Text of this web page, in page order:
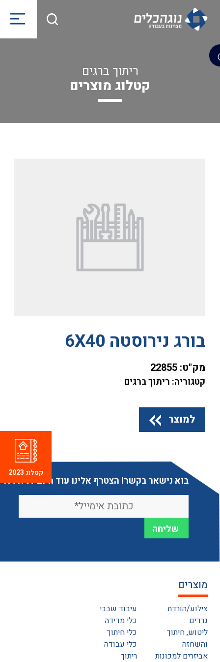
ריתוך ברגים
קטלוג מוצרים
בורג נירוסטה 6X40
מק"ט: 22855
קטגוריה: ריתוך ברגים
למוצר
בוא נישאר בקשר! הצטרף אלינו עוד היום לניוזלטר
מוצרים
צילוע/הורדת
גרדים
ליטוש, חיתוך
והשחזה
אביזרים למכונות
עיבוד שבבי
כלי מדידה
כלי חיתוך
כלי עבודה
ריתוך
קטלוג 2023